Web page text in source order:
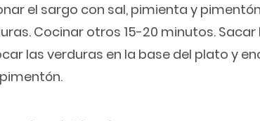
el sargo con sal, pimienta y
Cocinar otros 15-20 minutos.
las verduras en la base del plato y